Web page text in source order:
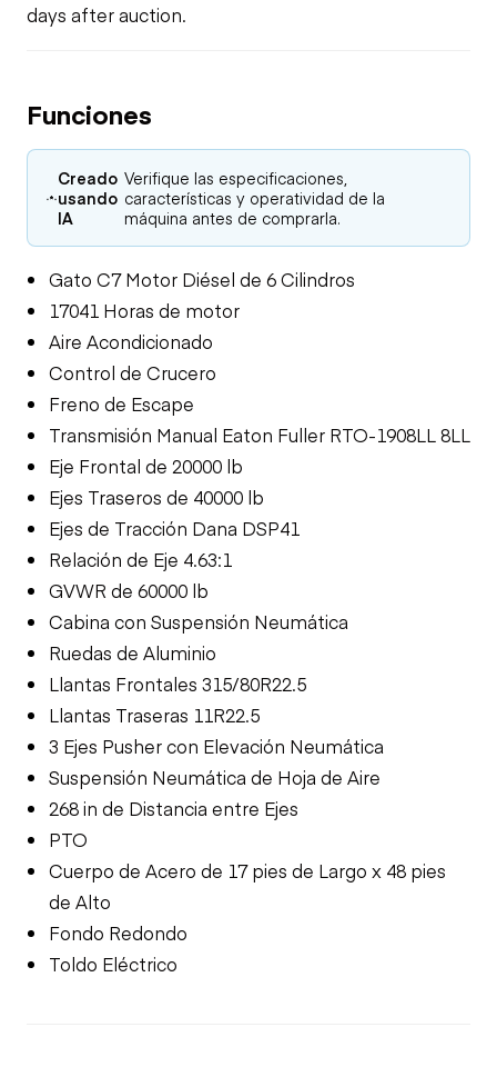
days after auction.
Funciones
Creado
usando
IA
Verifique las especificaciones,
características y operatividad de la
máquina antes de comprarla.
Gato C7 Motor Diésel de 6 Cilindros
17041 Horas de motor
Aire Acondicionado
Control de Crucero
Freno de Escape
Transmisión Manual Eaton Fuller RTO-1908LL 8LL
Eje Frontal de 20000 lb
Ejes Traseros de 40000 lb
Ejes de Tracción Dana DSP41
Relación de Eje 4.63:1
GVWR de 60000 lb
Cabina con Suspensión Neumática
Ruedas de Aluminio
Llantas Frontales 315/80R22.5
Llantas Traseras 11R22.5
3 Ejes Pusher con Elevación Neumática
Suspensión Neumática de Hoja de Aire
268 in de Distancia entre Ejes
PTO
Cuerpo de Acero de 17 pies de Largo x 48 pies
de Alto
Fondo Redondo
Toldo Eléctrico